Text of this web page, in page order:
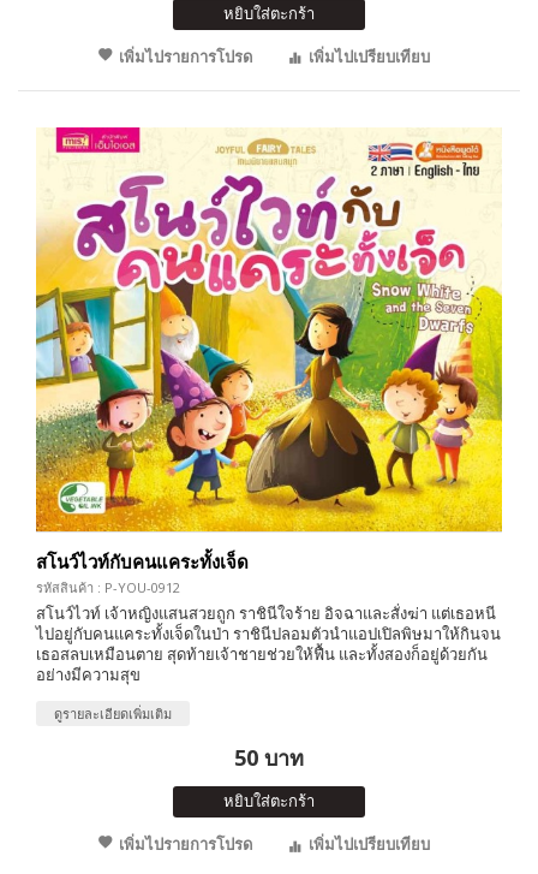
หยิบใส่ตะกร้า
เพิ่มไปรายการโปรด
เพิ่มไปเปรียบเทียบ
สโนว์ไวท์กับคนแคระทั้งเจ็ด
รหัสสินค้า : P-YOU-0912
สโนว์ไวท์ เจ้าหญิงแสนสวยถูก ราชินีใจร้าย อิจฉาและสั่งฆ่า แต่เธอหนี
ไปอยู่กับคนแคระทั้งเจ็ดในป่า ราชินีปลอมตัวนำแอปเปิลพิษมาให้กินจน
เธอสลบเหมือนตาย สุดท้ายเจ้าชายช่วยให้ฟื้น และทั้งสองก็อยู่ด้วยกัน
อย่างมีความสุข
ดูรายละเอียดเพิ่มเติม
50 บาท
หยิบใส่ตะกร้า
เพิ่มไปรายการโปรด
เพิ่มไปเปรียบเทียบ